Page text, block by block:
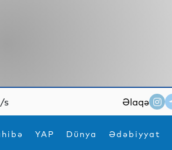
s Əlaqə
YAP Dünya Ədəbiyyat